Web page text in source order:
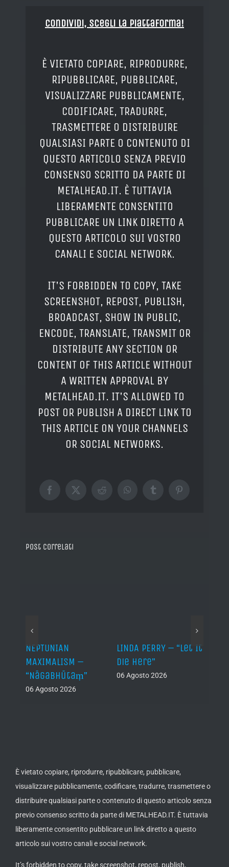
Condividi, Scegli la piattaforma!
È VIETATO COPIARE, RIPRODURRE,
RIPUBBLICARE, PUBBLICARE,
VISUALIZZARE PUBBLICAMENTE,
CODIFICARE, TRADURRE,
TRASMETTERE O DISTRIBUIRE
QUALSIASI PARTE O CONTENUTO DI
QUESTO ARTICOLO SENZA PREVIO
CONSENSO SCRITTO DA PARTE DI
METALHEAD.IT. È TUTTAVIA
LIBERAMENTE CONSENTITO
PUBBLICARE UN LINK DIRETTO A
QUESTO ARTICOLO SUI VOSTRO
CANALI E SOCIAL NETWORK.
IT'S FORBIDDEN TO COPY, TAKE
SCREENSHOT, REPOST, PUBLISH,
BROADCAST, SHOW IN PUBLIC,
ENCODE, TRANSLATE, TRANSMIT OR
DISTRIBUTE ANY SECTION OR
CONTENT OF THIS ARTICLE WITHOUT
A WRITTEN APPROVAL BY
METALHEAD.IT. IT'S ALLOWED TO
POST OR PUBLISH A DIRECT LINK TO
THIS ARTICLE ON YOUR CHANNELS
OR SOCIAL NETWORKS.
Facebook
X RedditWhatsAppTumblrPinterest
Post correlati
NEPTUNIAN
MAXIMALISM –
“Nāgabhūtaṃ”
06 Agosto 2026
LINDA PERRY – “Let It
Die Here”
06 Agosto 2026
È vietato copiare, riprodurre, ripubblicare, pubblicare,
visualizzare pubblicamente, codificare, tradurre, trasmettere o
distribuire qualsiasi parte o contenuto di questo articolo senza
previo consenso scritto da parte di METALHEAD.IT. È tuttavia
liberamente consentito pubblicare un link diretto a questo
articolo sui vostro canali e social network.
It’s forbidden to copy, take screenshot, repost, publish,